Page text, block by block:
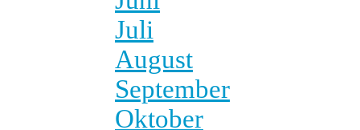
Juli
August
September
Oktober